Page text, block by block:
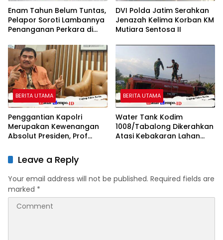
Enam Tahun Belum Tuntas,
Pelapor Soroti Lambannya
Penanganan Perkara di
DVI Polda Jatim Serahkan
Jenazah Kelima Korban KM
Mutiara Sentosa II
BERITA UTAMA
Penggantian Kapolri
Merupakan Kewenangan
Absolut Presiden, Prof
Pemberantasan Korupsi
Justru Melemah
BERITA UTAMA
Water Tank Kodim
1008/Tabalong Dikerahkan
Atasi Kebakaran Lahan
Leave a Reply
Your email address will not be published. Required fields are
marked *